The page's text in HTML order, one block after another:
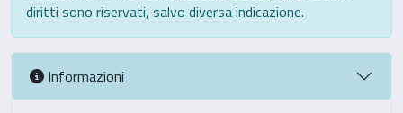
diritti sono riservati, salvo diversa indicazione.
Informazioni